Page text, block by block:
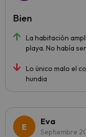
La habitación
playa. No había
Lo único malo el
hundia
Bien
Eva
Septiembre